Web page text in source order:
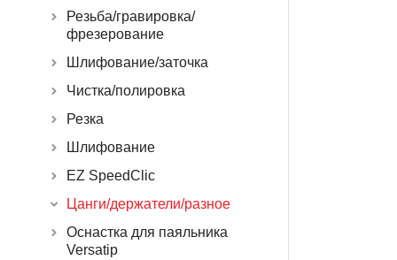
Резьба/гравировка/
фрезерование
Шлифование/заточка
Чистка/полировка
Резка
Шлифование
EZ SpeedClic
Цанги/держатели/разное
Оснастка для паяльника
Versatip